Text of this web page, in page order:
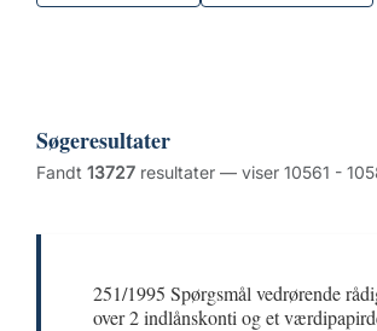
Søgeresultater
Fandt 13727 resultater — viser 10561 -
251/1995 Spørgsmål vedrørende
over 2 indlånskonti og et